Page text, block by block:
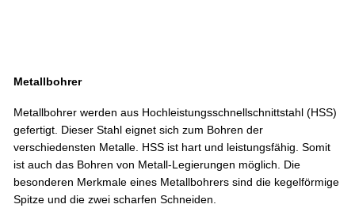
Metallbohrer
Metallbohrer werden aus Hochleistungsschnellschnittstahl (HSS)
gefertigt. Dieser Stahl eignet sich zum Bohren der
verschiedensten Metalle. HSS ist hart und leistungsfähig. Somit
ist auch das Bohren von Metall-Legierungen möglich. Die
besonderen Merkmale eines Metallbohrers sind die kegelförmige
Spitze und die zwei scharfen Schneiden.